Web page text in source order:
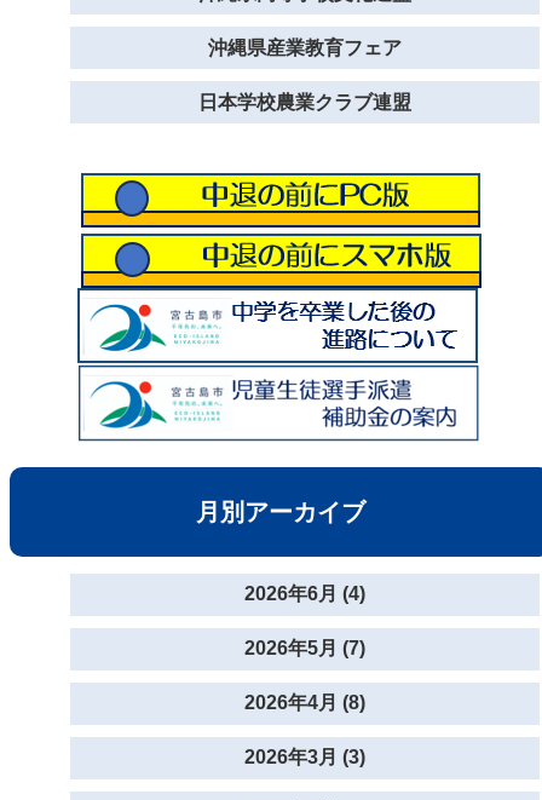
沖縄県産業教育フェア
日本学校農業クラブ連盟
月別アーカイブ
2026年6月 (4)
2026年5月 (7)
2026年4月 (8)
2026年3月 (3)